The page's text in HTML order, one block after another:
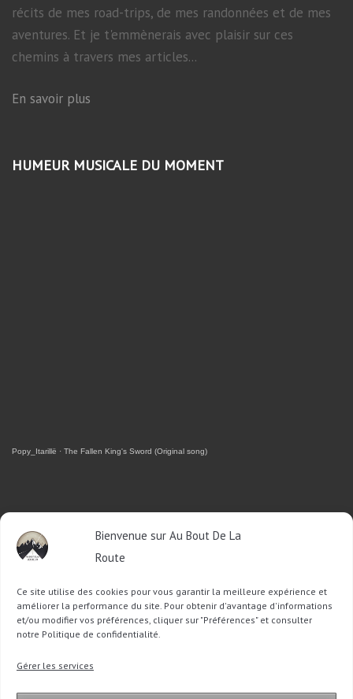
Bienvenue sur Au Bout De La
Route
Ce site utilise des cookies pour vous garantir la meilleure expérience et
améliorer la performance du site. Pour obtenir d'avantage d'informations
et/ou modifier vos préférences, cliquer sur "Préférences" et consulter
notre Politique de confidentialité.
Gérer les services
récits de mes road-trips, de mes randonnées et de mes
aventures. Et je t'emmènerais avec plaisir sur ces
chemins à travers mes articles...
En savoir plus
HUMEUR MUSICALE DU MOMENT
Popy_Itarillë · The Fallen King's Sword (Original song)
RETROUVEZ-MOI SUR FACEBOOK
OU SUR TWITTER
Follow @Sophie_ABDLRTweet to @Sophie_ABDLR